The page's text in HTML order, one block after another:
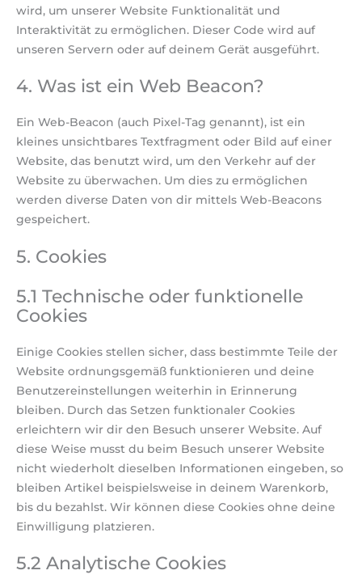
wird, um unserer Website Funktionalität und
Interaktivität zu ermöglichen. Dieser Code wird auf
unseren Servern oder auf deinem Gerät ausgeführt.
4. Was ist ein Web Beacon?
Ein Web-Beacon (auch Pixel-Tag genannt), ist ein
kleines unsichtbares Textfragment oder Bild auf einer
Website, das benutzt wird, um den Verkehr auf der
Website zu überwachen. Um dies zu ermöglichen
werden diverse Daten von dir mittels Web-Beacons
gespeichert.
5. Cookies
5.1 Technische oder funktionelle
Cookies
Einige Cookies stellen sicher, dass bestimmte Teile der
Website ordnungsgemäß funktionieren und deine
Benutzereinstellungen weiterhin in Erinnerung
bleiben. Durch das Setzen funktionaler Cookies
erleichtern wir dir den Besuch unserer Website. Auf
diese Weise musst du beim Besuch unserer Website
nicht wiederholt dieselben Informationen eingeben, so
bleiben Artikel beispielsweise in deinem Warenkorb,
bis du bezahlst. Wir können diese Cookies ohne deine
Einwilligung platzieren.
5.2 Analytische Cookies